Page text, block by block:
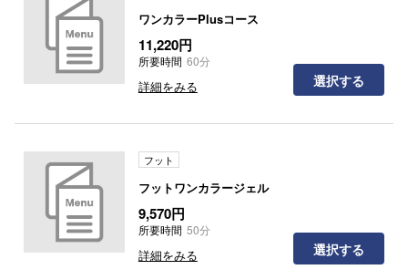
ワンカラーPlusコース
11,220円
所要時間 60分
詳細をみる 選択する
フット
フットワンカラージェル
9,570円
所要時間 50分
詳細をみる 選択する